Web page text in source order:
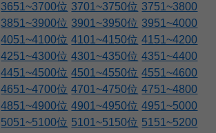
3651~3700位 3701~3750位 3751~3800
3851~3900位 3901~3950位 3951~4000
4051~4100位 4101~4150位 4151~4200
4251~4300位 4301~4350位 4351~4400
4451~4500位 4501~4550位 4551~4600
4651~4700位 4701~4750位 4751~4800
4851~4900位 4901~4950位 4951~5000
5051~5100位 5101~5150位 5151~5200